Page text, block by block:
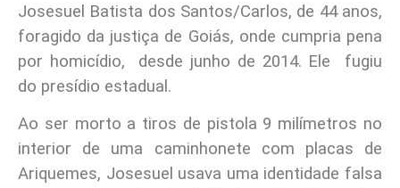
Josesuel Batista dos Santos/Carlos, de 44 anos,
foragido da justiça de Goiás, onde cumpria pena
por homicídio, desde junho de 2014. Ele fugiu
do presídio estadual.
Ao ser morto a tiros de pistola 9 milímetros no
interior de uma caminhonete com placas de
Ariquemes, Josesuel usava uma identidade falsa